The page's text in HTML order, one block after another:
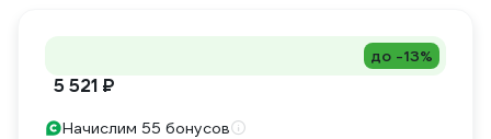
до -13%
5 521 ₽
Начислим 55 бонусов